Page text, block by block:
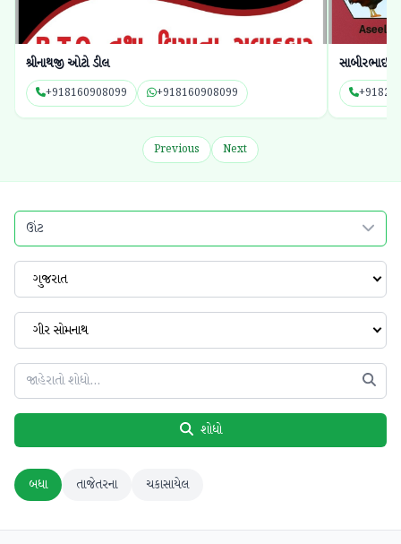
સાબીરભાઈ વાકોટ
+918200118331 +918200118331
આદેશ કાઉ
Previous Next
ઊંટ
ગુજરાત
ગીર સોમનાથ
શોધો
બધા તાજેતરના ચકાસાયેલ